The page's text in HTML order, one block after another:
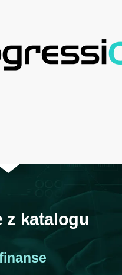
z katalogu